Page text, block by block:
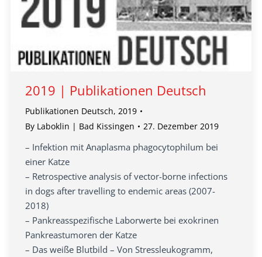
2019 | Publikationen Deutsch
Publikationen Deutsch, 2019
By Laboklin | Bad Kissingen 27. Dezember 2019
– Infektion mit Anaplasma phagocytophilum bei
einer Katze
– Retrospective analysis of vector-borne infections
in dogs after travelling to endemic areas (2007-
2018)
– Pankreasspezifische Laborwerte bei exokrinen
Pankreastumoren der Katze
– Das weiße Blutbild – Von Stressleukogramm,